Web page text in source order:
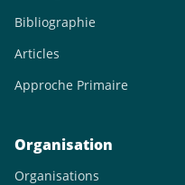
Bibliographie
Articles
Approche Primaire
Organisation
Organisations